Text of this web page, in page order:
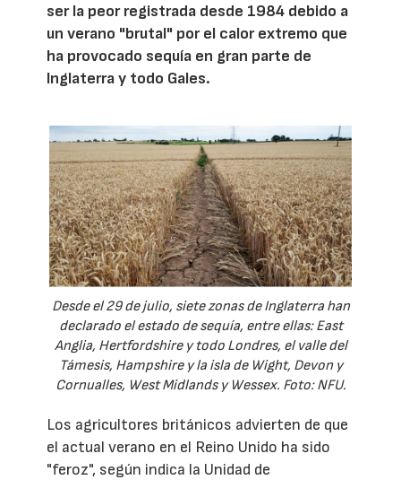
ser la peor registrada desde 1984 debido a
un verano "brutal" por el calor extremo que
ha provocado sequía en gran parte de
Inglaterra y todo Gales.
Desde el 29 de julio, siete zonas de Inglaterra han
declarado el estado de sequía, entre ellas: East
Anglia, Hertfordshire y todo Londres, el valle del
Támesis, Hampshire y la isla de Wight, Devon y
Cornualles, West Midlands y Wessex. Foto: NFU.
Los agricultores británicos advierten de que
el actual verano en el Reino Unido ha sido
"feroz", según indica la Unidad de